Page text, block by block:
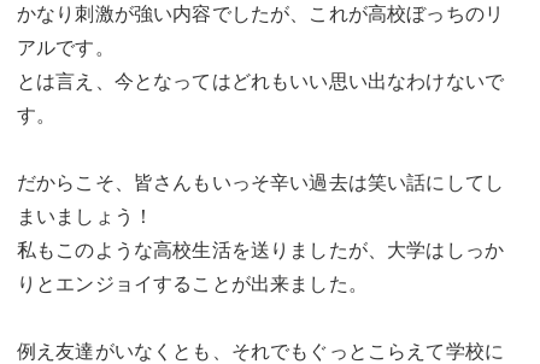
かなり刺激が強い内容でしたが、これが高校ぼっちのリ
アルです。
とは言え、今となってはどれもいい思い出なわけないで
す。
だからこそ、皆さんもいっそ辛い過去は笑い話にしてし
まいましょう！
私もこのような高校生活を送りましたが、大学はしっか
りとエンジョイすることが出来ました。
例え友達がいなくとも、それでもぐっとこらえて学校に